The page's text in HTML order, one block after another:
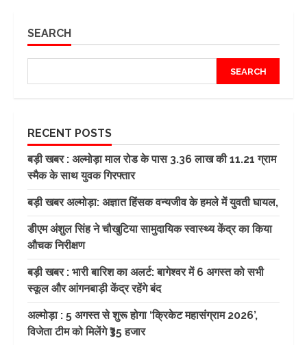
SEARCH
SEARCH
RECENT POSTS
बड़ी खबर : अल्मोड़ा माल रोड के पास 3.36 लाख की 11.21 ग्राम
स्मैक के साथ युवक गिरफ्तार
बड़ी खबर अल्मोड़ा: अज्ञात हिंसक वन्यजीव के हमले में युवती घायल,
डीएम अंशुल सिंह ने चौखुटिया सामुदायिक स्वास्थ्य केंद्र का किया
औचक निरीक्षण
बड़ी खबर : भारी बारिश का अलर्ट: बागेश्वर में 6 अगस्त को सभी
स्कूल और आंगनबाड़ी केंद्र रहेंगे बंद
अल्मोड़ा : 5 अगस्त से शुरू होगा ‘क्रिकेट महासंग्राम 2026’,
विजेता टीम को मिलेंगे ₹35 हजार